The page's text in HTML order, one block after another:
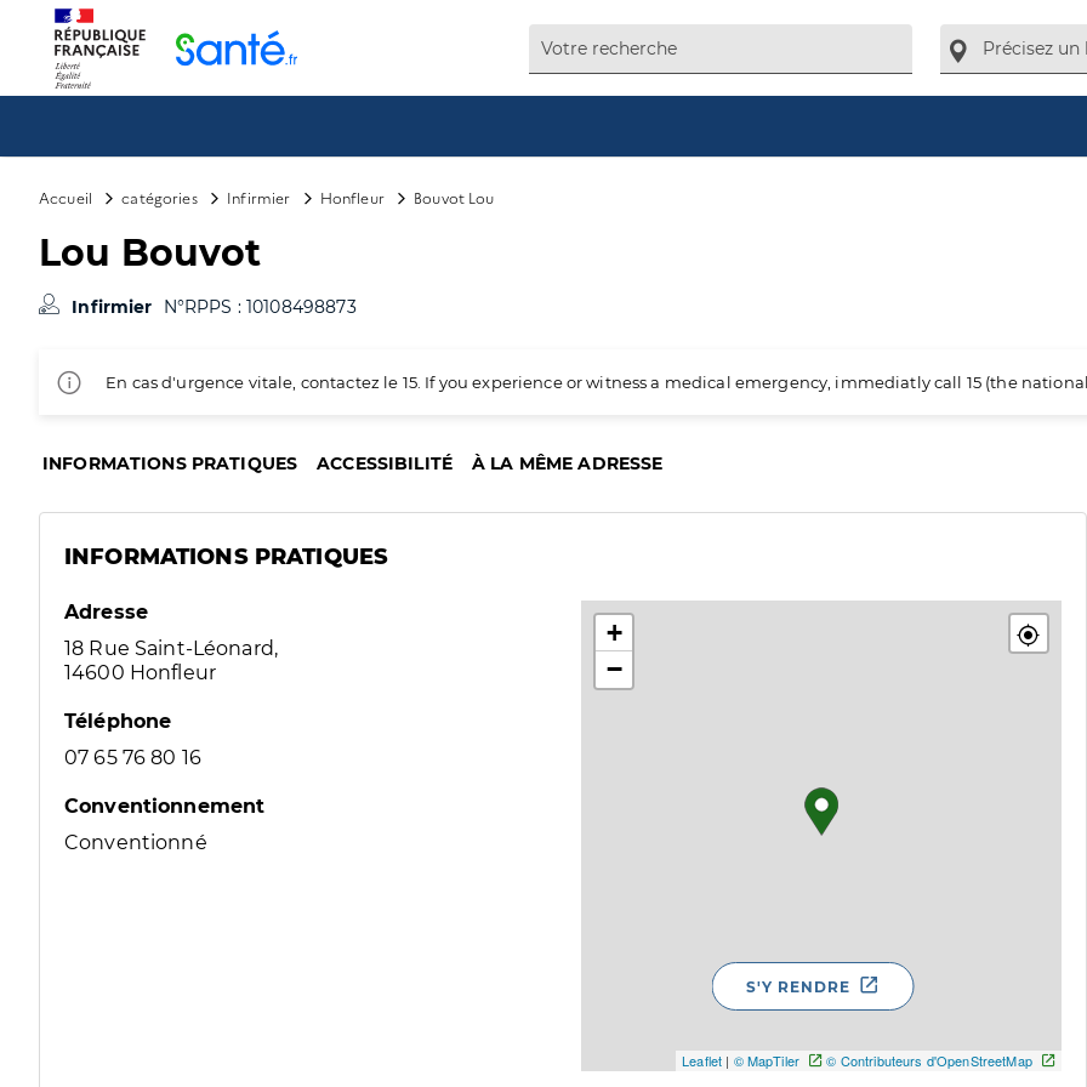
Accueil catégories Infirmier Honfleur Bouvot Lou
Lou Bouvot
Infirmier N°RPPS : 10108498873
En cas d'urgence vitale, contactez le 15. If you experience or witness a medical emergency, immediatly call 15 (the
INFORMATIONS PRATIQUES ACCESSIBILITÉ À LA MÊME ADRESSE
INFORMATIONS PRATIQUES
Adresse
18 Rue Saint-Léonard,
14600 Honfleur
Téléphone
07 65 76 80 16
Conventionnement
Conventionné
+
−
Leaflet | © MapTiler © Contributeurs d'OpenStreetMap
S'Y RENDRE
Panneau de gestion des cookies